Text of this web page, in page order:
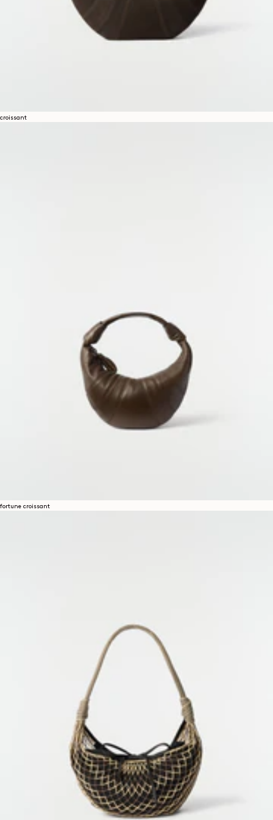
croissant
fortune croissant